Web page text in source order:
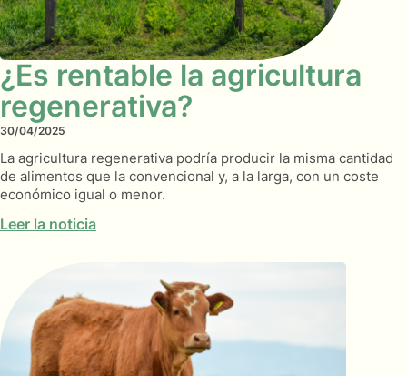
¿Es rentable la agricultura
regenerativa?
30/04/2025
La agricultura regenerativa podría producir la misma cantidad
de alimentos que la convencional y, a la larga, con un coste
económico igual o menor.
Leer la noticia